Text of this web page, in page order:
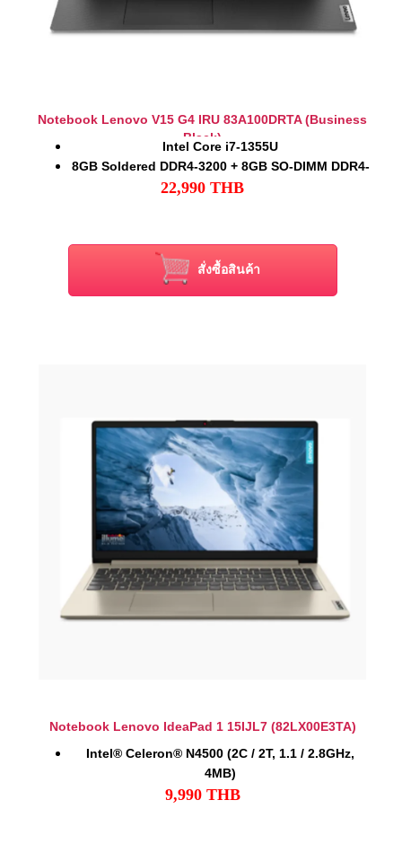
Notebook Lenovo V15 G4 IRU 83A100DRTA (Business
Black)
Intel Core i7-1355U
8GB Soldered DDR4-3200 + 8GB SO-DIMM DDR4-
3200
45% NTSC
Windows 11 Home
22,990 THB
สั่งซื้อสินค้า
Notebook Lenovo IdeaPad 1 15IJL7 (82LX00E3TA)
Intel® Celeron® N4500 (2C / 2T, 1.1 / 2.8GHz,
4MB)
8GB SO-DIMM DDR4-2933
9,990 THB